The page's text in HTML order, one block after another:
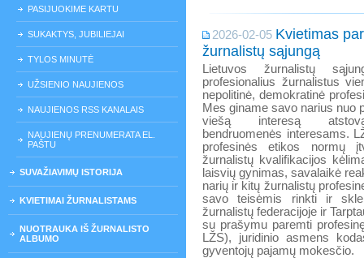
PASIJUOKIME KARTU
SUKAKTYS, JUBILIEJAI
TYLOS MINUTĖ
UŽSIENIO NAUJIENOS
NAUJIENOS RSS KANALAIS
NAUJIENŲ PRENUMERATA EL.
PAŠTU
SUVAŽIAVIMŲ ISTORIJA
KVIETIMAI ŽURNALISTAMS
NUOTRAUKA IŠ ŽURNALISTO
ALBUMO
2026-02-05 Kvietimas
žurnalistų sąjungą
Lietuvos žurnalistų
profesionalius žurnalistus
nepolitinė, demokratinė
Mes giname savo narius nuo
viešą interesą
bendruomenės interesams.
profesinės etikos normų
žurnalistų kvalifikacijos
laisvių gynimas, savalaikė
narių ir kitų žurnalistų
savo teisėmis rinkti ir
žurnalistų federacijoje ir
su prašymu paremti
LŽS), juridinio asmens
gyventojų pajamų mokesčio.